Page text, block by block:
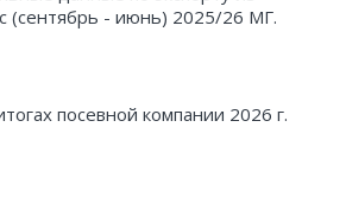
(сентябрь - июнь) 2025/26 МГ.
посевной компании 2026 г.